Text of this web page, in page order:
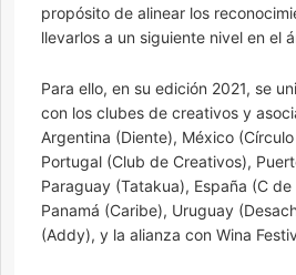
propósito de alinear los
llevarlos a un siguiente nivel en el
Para ello, en su edición 2021, se
con los clubes de creativos y
Argentina (Diente), México
Portugal (Club de Creativos),
Paraguay (Tatakua), España (C
Panamá (Caribe), Uruguay
(Addy), y la alianza con Wina